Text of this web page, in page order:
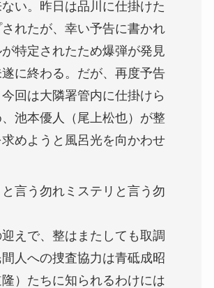
い。昨日は品川に仕掛けた
されたが、幸い予告に書かれ
特定されたため爆弾が発見
に終わる。だが、再度予告
回は大隣署管内に仕掛けら
池本優人（尾上松也）が整
めようと風呂光を向かわせ
と言う勿れミステリと言う勿
えで、整はまたしても取調
人への捜査協力は青砥成昭
隆）たちに知られるわけには